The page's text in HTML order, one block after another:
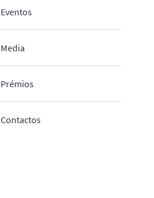
Eventos
Media
Prémios
Contactos